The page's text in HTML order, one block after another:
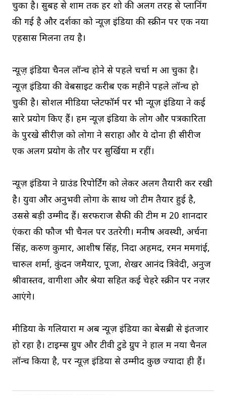
चुका है। सुबह से शाम तक हर शो की अलग तरह से प्लानिंग
की गई है और दर्शकों को न्यूज़ इंडिया की स्क्रीन पर एक नया
एहसास मिलना तय है।
न्यूज़़ इंडिया चैनल लॉन्च होने से पहले चर्चा में आ चुका है।
न्यूज़ इंडिया की वेबसाइट करीब एक महीने पहले लॉन्च हो
चुकी है। सोशल मीडिया प्लेटफॉर्म पर भी न्यूज़ इंडिया ने कई
सारे प्रयोग किए हैं। हम न्यूज़ इंडिया के लोग और पत्रकारिता
के पुरखे सीरीज़ को लोगों ने सराहा और ये दोनों ही सीरीज
एक अलग प्रयोग के तौर पर सुर्खियों में रहीं।
न्यूज़ इंडिया ने ग्राउंड रिपोर्टिंग को लेकर अलग तैयारी कर रखी
है। युवा और अनुभवी लोगों के साथ जो टीम तैयार हुई है,
उससे बड़ी उम्मीदें हैं। सरफराज सैफी की टीम में 20 शानदार
एंकरों की फौज भी चैनल पर उतरेगी। मनीष अवस्थी, अर्चना
सिंह, करुण कुमार, आशीष सिंह, निदा अहमद, रमन ममगांई,
चारुल शर्मा, कुंदन जमैयार, पूजा, शेखर आनंद त्रिवेदी, अनुज
श्रीवास्तव, वागीशा और श्रेया सहित कई चेहरे स्क्रीन पर नज़र
आएंगे।
मीडिया के गलियारों में अब न्यूज़ इंडिया का बेसब्री से इंतजार
हो रहा है। टाइम्स ग्रुप और टीवी टुडे ग्रुप ने हाल में नया चैनल
लॉन्च किया है, पर न्यूज़ इंडिया से उम्मीदें कुछ ज्यादा ही हैं।